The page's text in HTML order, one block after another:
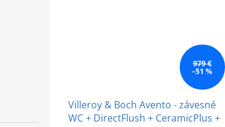
979 €
–51 %
Villeroy & Boch Avento - závesné
WC + DirectFlush + CeramicPlus +